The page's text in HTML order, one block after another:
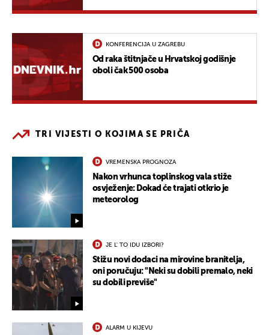
KONFERENCIJA U ZAGREBU
Od raka štitnjače u Hrvatskoj godišnje
oboli čak 500 osoba
TRI VIJESTI O KOJIMA SE PRIČA
VREMENSKA PROGNOZA
Nakon vrhunca toplinskog vala stiže
osvježenje: Dokad će trajati otkrio je
meteorolog
JE L' TO IDU IZBORI?
Stižu novi dodaci na mirovine branitelja,
oni poručuju: "Neki su dobili premalo, neki
su dobili previše"
ALARM U KIJEVU